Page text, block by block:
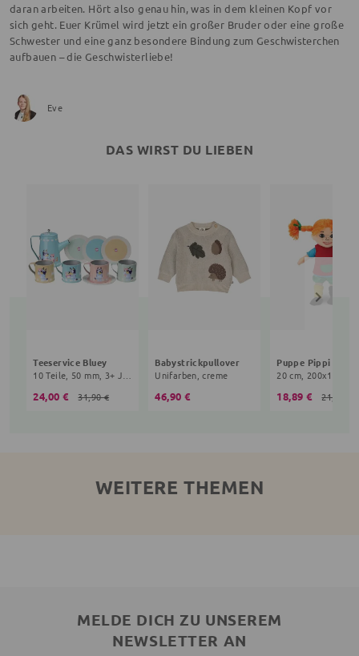
daran arbeiten. Hört also genau hin, was in dem kleinen Kopf vor
sich geht. Euer Krümel wird jetzt ein großer Bruder oder eine große
Schwester und eine ganz besondere Bindung zum Geschwisterchen
aufbauen – die Geschwisterliebe!
Eve
DAS WIRST DU LIEBEN
Teeservice Bluey
24,00 € 31,90 €
Babystrickpullover
Unifarben, creme
46,90 € 18,89 € 21,90 €
WEITERE THEMEN
MELDE DICH ZU UNSEREM
NEWSLETTER AN